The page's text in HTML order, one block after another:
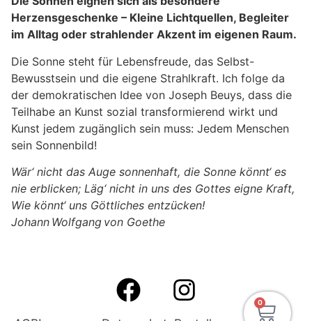
Herzensgeschenke – Kleine Lichtquellen, Begleiter
im Alltag oder strahlender Akzent im eigenen Raum.
Die Sonne steht für Lebensfreude, das Selbst-
Bewusstsein und die eigene Strahlkraft. Ich folge da
der demokratischen Idee von Joseph Beuys, dass die
Teilhabe an Kunst sozial transformierend wirkt und
Kunst jedem zugänglich sein muss: Jedem Menschen
sein Sonnenbild!
Wär‘ nicht das Auge sonnenhaft, die Sonne könnt‘ es
nie erblicken; Läg‘ nicht in uns des Gottes eigne Kraft,
Wie könnt‘ uns Göttliches entzücken!
Johann Wolfgang von Goethe
0